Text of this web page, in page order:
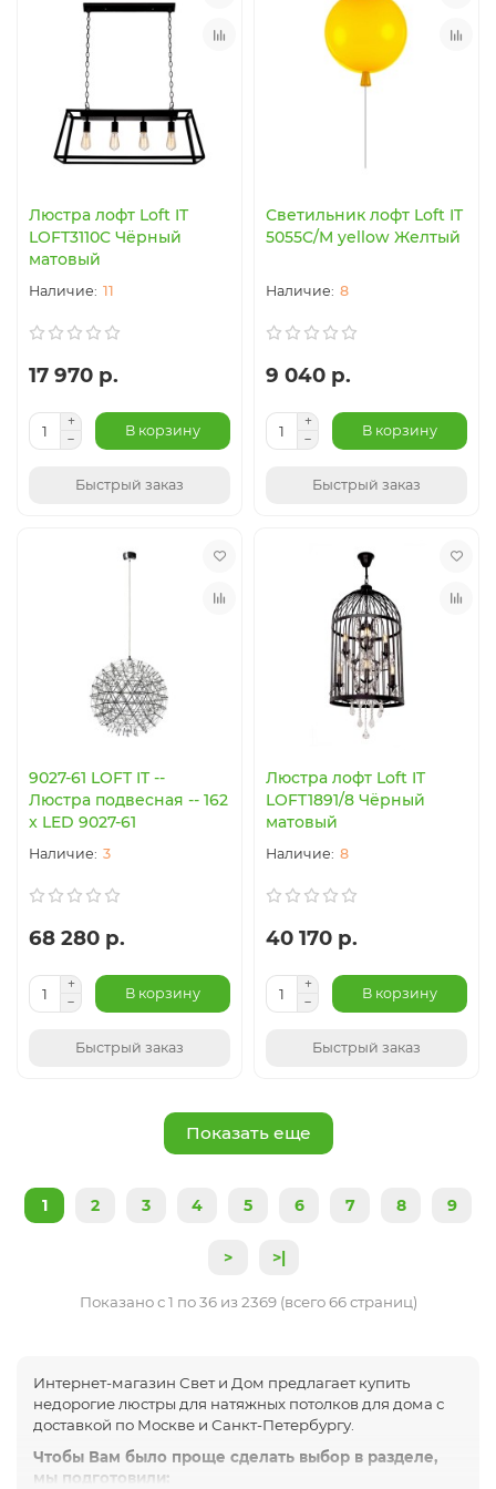
Люстра лофт Loft IT
LOFT3110C Чёрный
матовый
11
17 970 р.
В корзину
Быстрый заказ
Светильник лофт Loft IT
5055C/M yellow Желтый
8
9 040 р.
В корзину
Быстрый заказ
9027-61 LOFT IT --
Люстра подвесная -- 162
x LED 9027-61
3
68 280 р.
В корзину
Быстрый заказ
Люстра лофт Loft IT
LOFT1891/8 Чёрный
матовый
8
40 170 р.
В корзину
Быстрый заказ
Показать еще
1 2 3 4 5 6 7 8 9
> >|
Показано с 1 по 36 из 2369 (всего 66 страниц)
Интернет-магазин Свет и Дом предлагает купить
недорогие люстры для натяжных потолков для дома с
доставкой по Москве и Санкт-Петербургу.
Чтобы Вам было проще сделать выбор в разделе,
мы подготовили: